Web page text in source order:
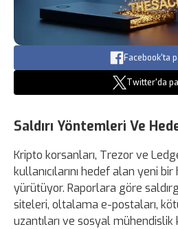
Facebook'ta
Twitter'da
Saldırı Yöntemleri Ve
Kripto korsanları, Trezor ve
kullanıcılarını hedef alan yeni bir
yürütüyor. Raporlara göre
siteleri, oltalama e-postaları,
uzantıları ve sosyal